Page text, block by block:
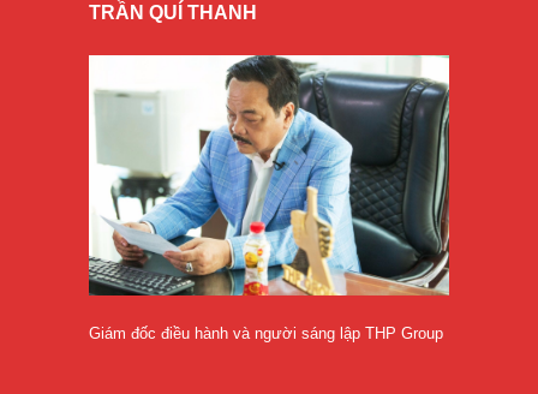
TRẦN QUÍ THANH
Giám đốc điều hành và người sáng lập THP Group